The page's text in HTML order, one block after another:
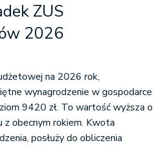
ZUS
2026
na 2026 rok,
wynagrodzenie w gospodarce
9420 zł. To wartość wyższa o
z obecnym rokiem. Kwota
posłuży do obliczenia